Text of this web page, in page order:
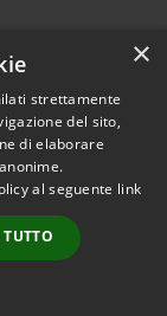
2026 • Comune di
• Powered by
•
Accesso
×
strettamente
del sito,
di elaborare
al seguente link